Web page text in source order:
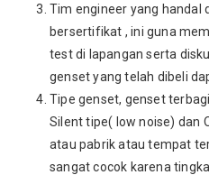
Tim engineer yang handal
bersertifikat , ini guna
test di lapangan serta
genset yang telah dibeli
Tipe genset, genset
Silent tipe( low noise) dan
atau pabrik atau tempat
sangat cocok karena